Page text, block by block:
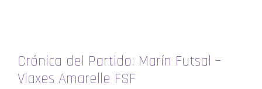
Crónica del Partido: Marín Futsal –
Viaxes Amarelle FSF